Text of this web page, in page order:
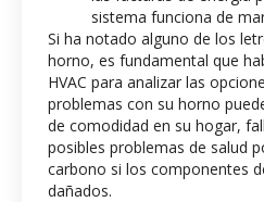
sistema funciona de
Si ha notado alguno de los
horno, es fundamental que
HVAC para analizar las
problemas con su horno
de comodidad en su hogar,
posibles problemas de salud
carbono si los componentes
dañados.